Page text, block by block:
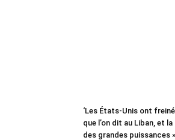
‘Les États-Unis ont
que l’on dit au Liban, et
des grandes puissances »